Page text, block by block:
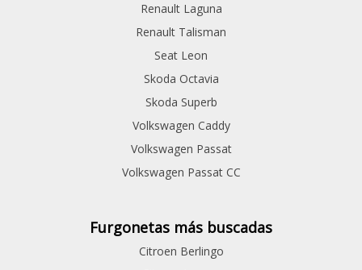
Renault Laguna
Renault Talisman
Seat Leon
Skoda Octavia
Skoda Superb
Volkswagen Caddy
Volkswagen Passat
Volkswagen Passat CC
Furgonetas más buscadas
Citroen Berlingo